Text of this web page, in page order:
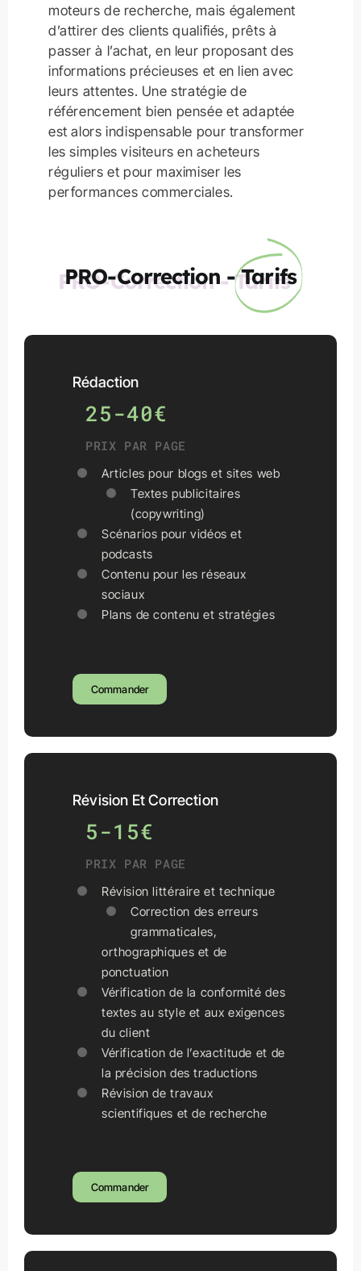
moteurs de recherche, mais également
d’attirer des clients qualifiés, prêts à
passer à l’achat, en leur proposant des
informations précieuses et en lien avec
leurs attentes. Une stratégie de
référencement bien pensée et adaptée
est alors indispensable pour transformer
les simples visiteurs en acheteurs
réguliers et pour maximiser les
performances commerciales.
PRO-Correction -Tarifs
Rédaction
25-40€
PRIX PAR PAGE
Articles pour blogs et sites web
Textes publicitaires
(copywriting)
Scénarios pour vidéos et
podcasts
Contenu pour les réseaux
sociaux
Plans de contenu et stratégies
Commander
Révision Et Correction
5-15€
PRIX PAR PAGE
Révision littéraire et technique
Correction des erreurs
grammaticales,
orthographiques et de
ponctuation
Vérification de la conformité des
textes au style et aux exigences
du client
Vérification de l’exactitude et de
la précision des traductions
Révision de travaux
scientifiques et de recherche
Commander